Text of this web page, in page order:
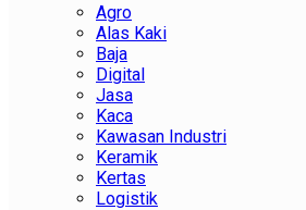
Agro
Alas Kaki
Baja
Digital
Jasa
Kaca
Kawasan Industri
Keramik
Kertas
Logistik